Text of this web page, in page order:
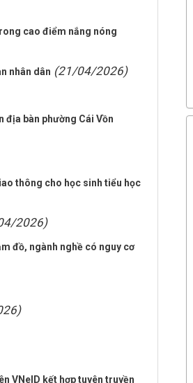
cao điểm nắng nóng
nhân dân (21/04/2026)
địa bàn phường Cái Vồn
thông cho học sinh tiểu học
2026)
đồ, ngành nghề có nguy cơ
VNeID kết hợp tuyên truyền